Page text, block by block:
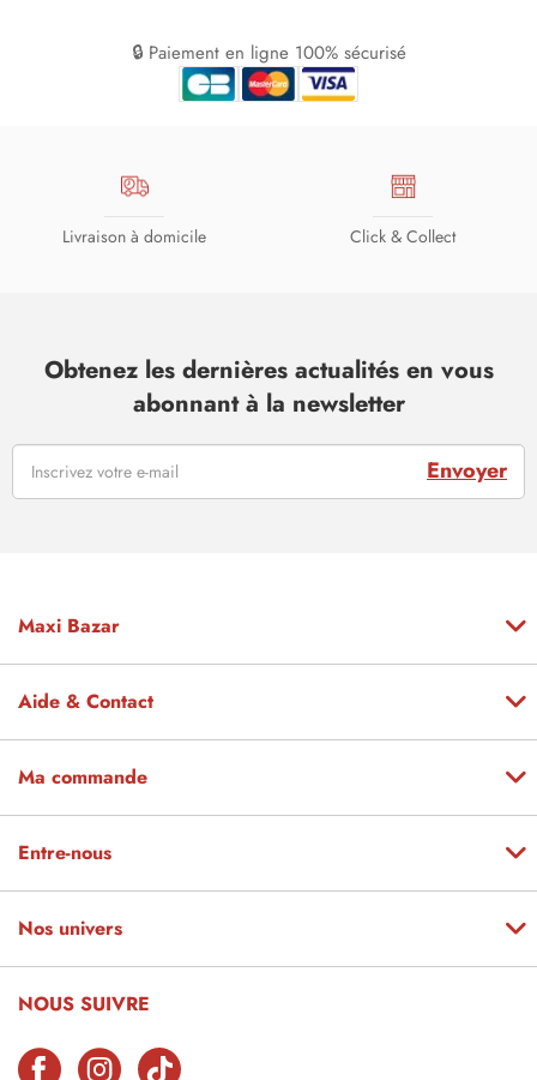
🔒 Paiement en ligne 100% sécurisé
Livraison à domicile Click & Collect
Obtenez les dernières actualités en vous
abonnant à la newsletter
Envoyer
Maxi Bazar
Aide & Contact
Ma commande
Entre-nous
Nos univers
NOUS SUIVRE